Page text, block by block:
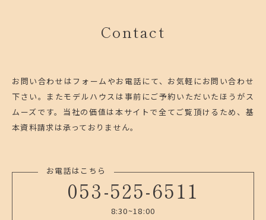
Contact
お問い合わせはフォームやお電話にて、お気軽にお問い合わせ
下さい。 またモデルハウスは事前にご予約いただいたほうがス
ムーズです。 当社の価値は本サイトで全てご覧頂けるため、基
本資料請求は承っておりません。
お電話はこちら
053-525-6511
8:30~18:00